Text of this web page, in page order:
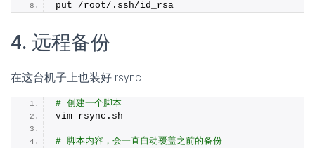
put /root/.ssh/id_rsa
4. 远程备份
在这台机子上也装好 rsync
# 创建一个脚本
vim rsync. sh
# 脚本内容，会一直自动覆盖之前的备份